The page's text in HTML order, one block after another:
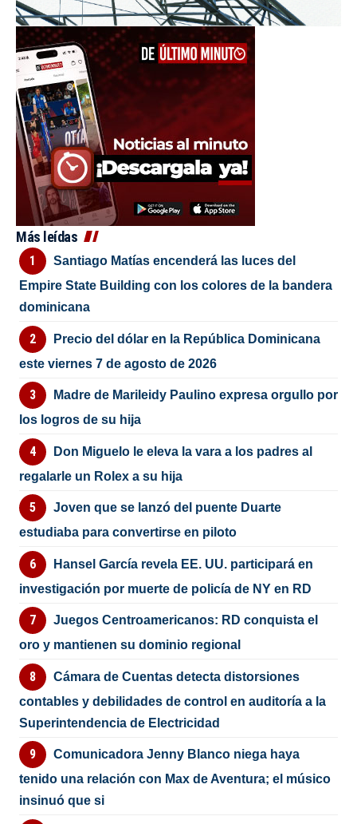
Más leídas
Santiago Matías encenderá las luces del
Empire State Building con los colores de la bandera
dominicana
Precio del dólar en la República Dominicana
este viernes 7 de agosto de 2026
Madre de Marileidy Paulino expresa orgullo por
los logros de su hija
Don Miguelo le eleva la vara a los padres al
regalarle un Rolex a su hija
Joven que se lanzó del puente Duarte
estudiaba para convertirse en piloto
Hansel García revela EE. UU. participará en
investigación por muerte de policía de NY en RD
Juegos Centroamericanos: RD conquista el
oro y mantienen su dominio regional
Cámara de Cuentas detecta distorsiones
contables y debilidades de control en auditoría a la
Superintendencia de Electricidad
Comunicadora Jenny Blanco niega haya
tenido una relación con Max de Aventura; el músico
insinuó que si